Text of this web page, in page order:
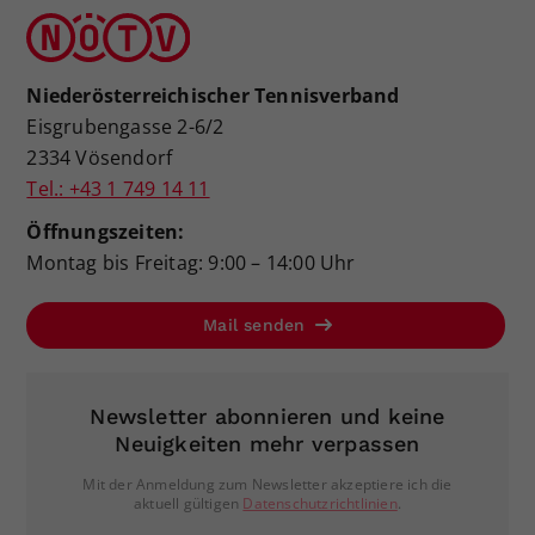
Niederösterreichischer Tennisverband
Eisgrubengasse 2-6/2
2334 Vösendorf
Tel.: +43 1 749 14 11
Öffnungszeiten:
Montag bis Freitag: 9:00 – 14:00 Uhr
Mail senden
Newsletter abonnieren und keine
Neuigkeiten mehr verpassen
Mit der Anmeldung zum Newsletter akzeptiere ich die
aktuell gültigen Datenschutzrichtlinien.